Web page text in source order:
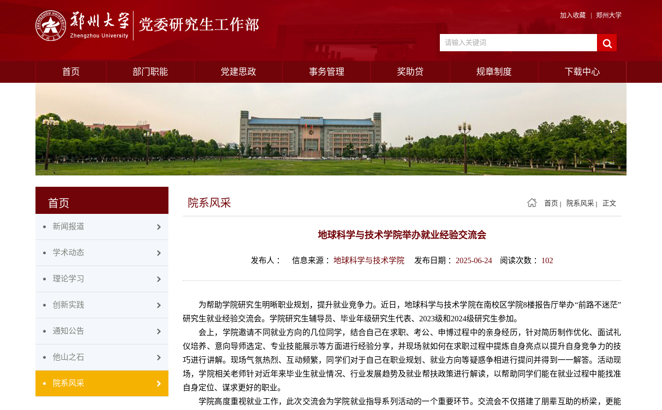
加入收藏 | 郑州大学
首页 部门职能 党建思政 事务管理 奖助贷 规章制度 下载中心
首页
新闻报道
学术动态
理论学习
创新实践
通知公告
他山之石
院系风采
院系风采 首页 院系风采 正文
地球科学与技术学院举办就业经验交流会
发布人 ： 信息来源 ： 地球科学与技术学院 发布日期 ： 2025-06-24 阅读次数 ： 102
为帮助学院研究生明晰职业规划，提升就业竞争力。近日，地球科学与技术学院在南校区学院8楼报告厅举办“前路不迷茫”
研究生就业经验交流会。学院研究生辅导员、毕业年级研究生代表、2023级和2024级研究生参加。
会上，学院邀请不同就业方向的几位同学，结合自己在求职、考公、申博过程中的亲身经历，针对简历制作优化、面试礼
仪培养、意向导师选定、专业技能展示等方面进行经验分享，并现场就如何在求职过程中提炼自身亮点以提升自身竞争力的技
巧进行讲解。现场气氛热烈、互动频繁，同学们对于自己在职业规划、就业方向等疑惑争相进行提问并得到一一解答。活动现
场，学院相关老师针对近年来毕业生就业情况、行业发展趋势及就业帮扶政策进行解读，以帮助同学们能在就业过程中能找准
自身定位、谋求更好的职业。
学院高度重视就业工作，此次交流会为学院就业指导系列活动的一个重要环节。交流会不仅搭建了朋辈互助的桥梁，更能